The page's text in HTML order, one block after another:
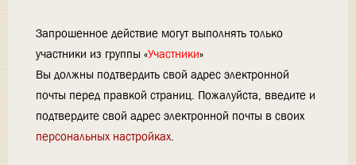
Запрошенное действие могут выполнять только
участники из группы «Участники»
Вы должны подтвердить свой адрес электронной
почты перед правкой страниц. Пожалуйста, введите и
подтвердите свой адрес электронной почты в своих
персональных настройках.